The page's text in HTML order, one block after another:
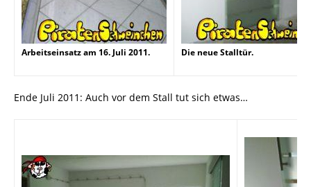
Arbeitseinsatz am 16. Juli 2011. Die neue Stalltür.
Ende Juli 2011: Auch vor dem Stall tut sich etwas…